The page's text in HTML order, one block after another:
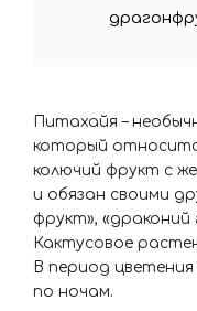
Питахайя –
который
колючий фрукт с
и обязан своими
фрукт», «драконий
Кактусовое
В период
по ночам.